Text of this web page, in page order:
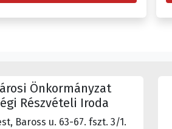
Önkormányzat
Részvételi Iroda
Baross u. 63-67. fszt. 3/1.